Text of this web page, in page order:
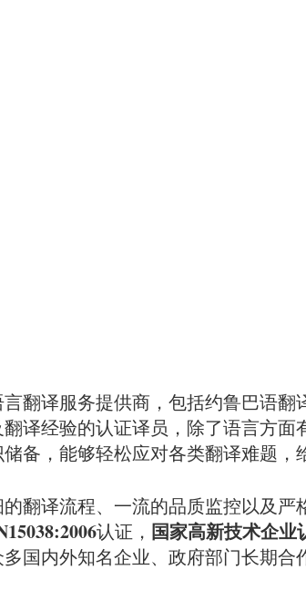
翻译服务提供商，包括约鲁巴语
译经验的认证译员，除了语言方
备，能够轻松应对各类翻译难题，
翻译流程、一流的品质监控以及严
认证， 国家高新技术企业
国内外知名企业、政府部门长期合